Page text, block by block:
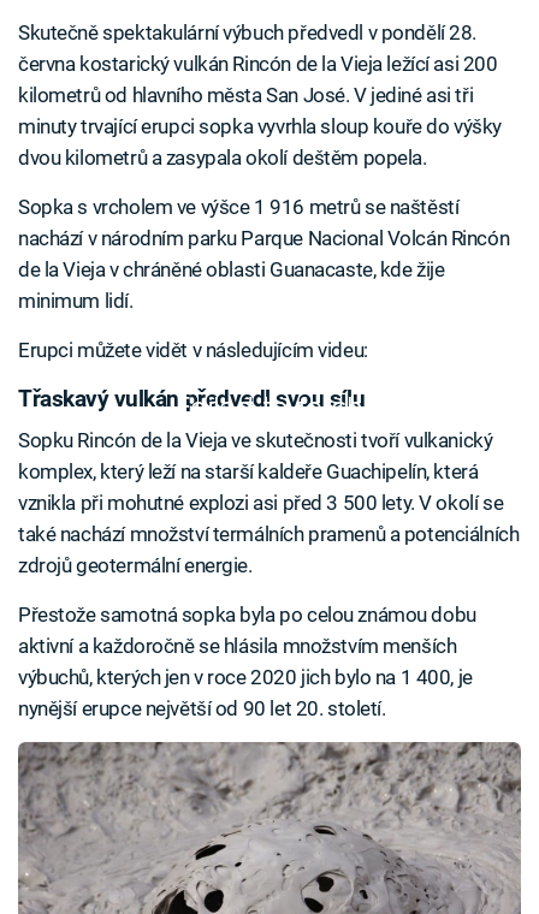
Skutečně spektakulární výbuch předvedl v pondělí 28.
června kostarický vulkán Rincón de la Vieja ležící asi 200
kilometrů od hlavního města San José. V jediné asi tři
minuty trvající erupci sopka vyvrhla sloup kouře do výšky
dvou kilometrů a zasypala okolí deštěm popela.
Sopka s vrcholem ve výšce 1 916 metrů se naštěstí
nachází v národním parku Parque Nacional Volcán Rincón
de la Vieja v chráněné oblasti Guanacaste, kde žije
minimum lidí.
Erupci můžete vidět v následujícím videu:
Failed to fetch
Třaskavý vulkán předvedl svou sílu
Sopku Rincón de la Vieja ve skutečnosti tvoří vulkanický
komplex, který leží na starší kaldeře Guachipelín, která
vznikla při mohutné explozi asi před 3 500 lety. V okolí se
také nachází množství termálních pramenů a potenciálních
zdrojů geotermální energie.
Přestože samotná sopka byla po celou známou dobu
aktivní a každoročně se hlásila množstvím menších
výbuchů, kterých jen v roce 2020 jich bylo na 1 400, je
nynější erupce největší od 90 let 20. století.